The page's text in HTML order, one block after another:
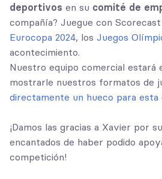
deportivos en su comité de
compañía? Juegue con
Eurocopa 2024, los Juegos
acontecimiento.
Nuestro equipo comercial estará
mostrarle nuestros formatos de
directamente un hueco para esta
¡Damos las gracias a Xavier por
encantados de haber podido
competición!